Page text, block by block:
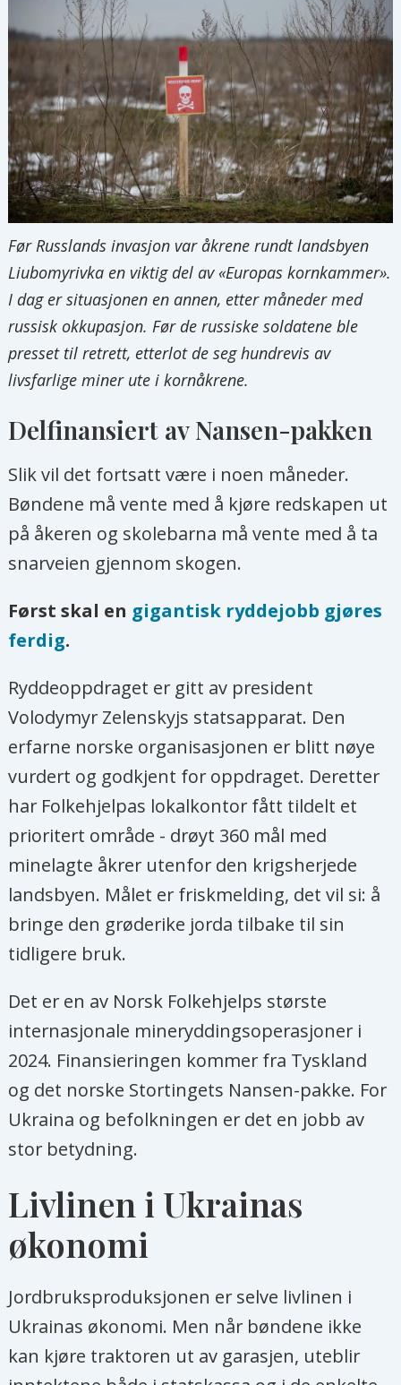
Før Russlands invasjon var åkrene rundt landsbyen
Liubomyrivka en viktig del av «Europas kornkammer».
I dag er situasjonen en annen, etter måneder med
russisk okkupasjon. Før de russiske soldatene ble
presset til retrett, etterlot de seg hundrevis av
livsfarlige miner ute i kornåkrene.
Delfinansiert av Nansen-pakken
Slik vil det fortsatt være i noen måneder.
Bøndene må vente med å kjøre redskapen ut
på åkeren og skolebarna må vente med å ta
snarveien gjennom skogen.
Først skal en gigantisk ryddejobb gjøres
ferdig.
Ryddeoppdraget er gitt av president
Volodymyr Zelenskyjs statsapparat. Den
erfarne norske organisasjonen er blitt nøye
vurdert og godkjent for oppdraget. Deretter
har Folkehjelpas lokalkontor fått tildelt et
prioritert område - drøyt 360 mål med
minelagte åkrer utenfor den krigsherjede
landsbyen. Målet er friskmelding, det vil si: å
bringe den grøderike jorda tilbake til sin
tidligere bruk.
Det er en av Norsk Folkehjelps største
internasjonale mineryddingsoperasjoner i
2024. Finansieringen kommer fra Tyskland
og det norske Stortingets Nansen-pakke. For
Ukraina og befolkningen er det en jobb av
stor betydning.
Livlinen i Ukrainas
økonomi
Jordbruksproduksjonen er selve livlinen i
Ukrainas økonomi. Men når bøndene ikke
kan kjøre traktoren ut av garasjen, uteblir